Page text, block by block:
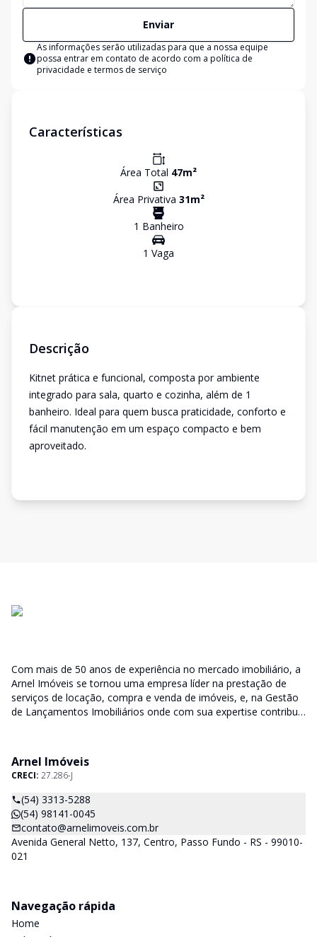
Enviar
As informações serão utilizadas para que a nossa equipe
possa entrar em contato de acordo com a política de
privacidade e termos de serviço
Características
Área Total 47m²
Área Privativa 31m²
1 Banheiro
1 Vaga
Descrição
Kitnet prática e funcional, composta por ambiente
integrado para sala, quarto e cozinha, além de 1
banheiro. Ideal para quem busca praticidade, conforto e
fácil manutenção em um espaço compacto e bem
aproveitado.
Com mais de 50 anos de experiência no mercado imobiliário, a
Arnel Imóveis se tornou uma empresa líder na prestação de
serviços de locação, compra e venda de imóveis, e, na Gestão
de Lançamentos Imobiliários onde com sua expertise contribui
responsabilidade do sucesso no lançamento das vendas.
Arnel Imóveis
CRECI: 27.286-J
(54) 3313-5288
(54) 98141-0045
contato@arnelimoveis.com.br
Avenida General Netto, 137, Centro, Passo Fundo - RS - 99010-
021
Navegação rápida
Home